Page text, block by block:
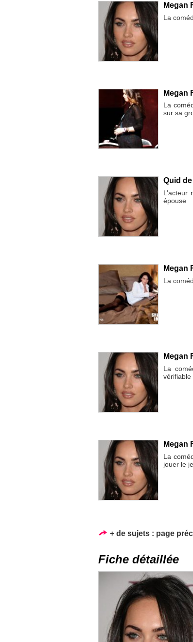
Megan
La
Megan
La
sur sa
Quid
épouse
Megan
La
Megan
La
vérifiable
Megan
La
jouer le
+ de sujets : page
Fiche détaillée